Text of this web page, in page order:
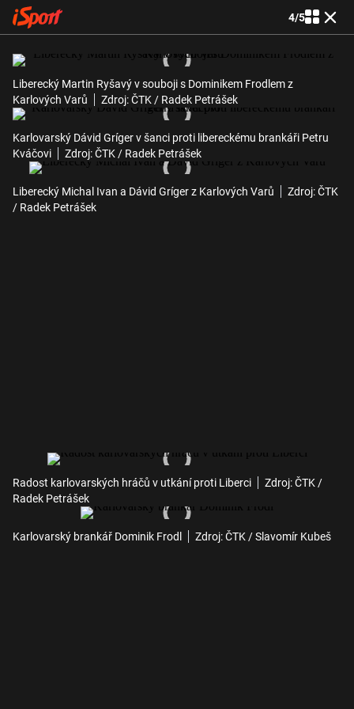
4/5
Liberecký Martin Ryšavý v souboji s Dominikem Frodlem z
Karlových Varů
Zdroj: ČTK / Radek Petrášek
Karlovarský Dávid Gríger v šanci proti libereckému brankáři Petru
Kváčovi
Zdroj: ČTK / Radek Petrášek
Liberecký Michal Ivan a Dávid Gríger z Karlových Varů
Zdroj: ČTK
/ Radek Petrášek
Radost karlovarských hráčů v utkání proti Liberci
Zdroj: ČTK /
Radek Petrášek
Karlovarský brankář Dominik Frodl Zdroj: ČTK / Slavomír Kubeš